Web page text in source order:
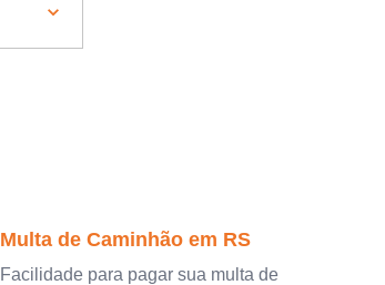
Multa de Caminhão em RS
Facilidade para pagar sua multa de